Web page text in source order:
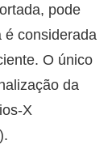
pode
é considerada
O único
da
X